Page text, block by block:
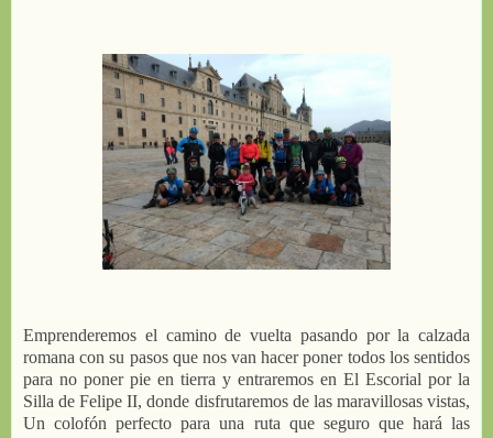
Emprenderemos el camino de vuelta pasando por la calzada
romana con su pasos que nos van hacer poner todos los sentidos
para no poner pie en tierra y entraremos en El Escorial por la
Silla de Felipe II, donde disfrutaremos de las maravillosas vistas,
Un colofón perfecto para una ruta que seguro que hará las